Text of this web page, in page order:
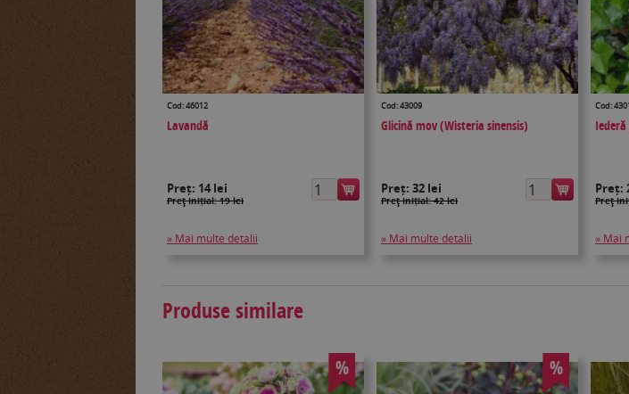
Cod: 46012
Lavandă
Preț: 14 lei
Preţ inițial: 19 lei
» Mai multe detalii
Cod: 43009
Glicină mov (Wisteria sinensis)
Preț:32 lei
Preţ inițial: 42 lei
» Mai multe detalii
Cod:
Preț:
Preţ
» Mai
Produse similare
% %